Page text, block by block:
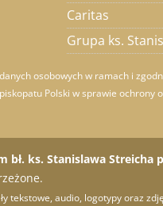
Caritas
Grupa ks.
osobowych w ramach i
Polski w sprawie ochrony
bł. ks. Stanislawa Streicha
tekstowe, audio, logotypy oraz